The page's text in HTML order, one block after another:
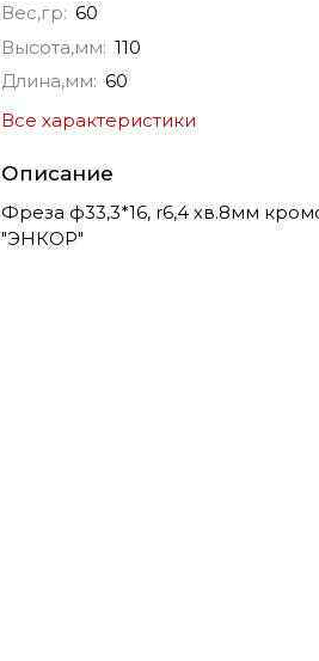
Вес,гр: 60
Высота,мм: 110
Длина,мм: 60
Все характеристики
Описание
Фреза ф33,3*16, r6,4 хв.8мм
"ЭНКОР"